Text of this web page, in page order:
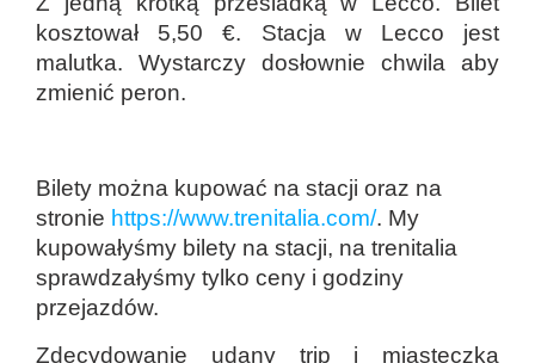
kosztował 5,50 €. Stacja w Lecco jest
malutka. Wystarczy dosłownie chwila aby
zmienić peron.
Bilety można kupować na stacji oraz na
stronie https://www.trenitalia.com/. My
kupowałyśmy bilety na stacji, na trenitalia
sprawdzałyśmy tylko ceny i godziny
przejazdów.
Zdecydowanie udany trip i miasteczka